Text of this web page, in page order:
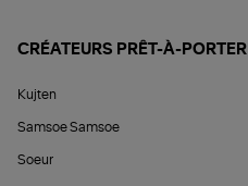
CRÉATEURS PRÊT-À-PORTER
Kujten
Samsoe Samsoe
Soeur